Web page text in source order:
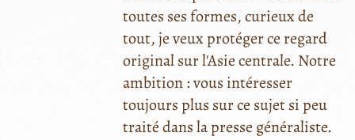
toutes ses formes, curieux de
tout, je veux protéger ce regard
original sur l'Asie centrale. Notre
ambition : vous intéresser
toujours plus sur ce sujet si peu
traité dans la presse généraliste.